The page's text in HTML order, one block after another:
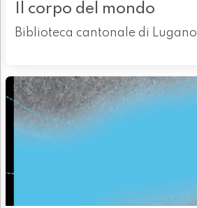
Il corpo del mondo
Biblioteca cantonale di Lugano